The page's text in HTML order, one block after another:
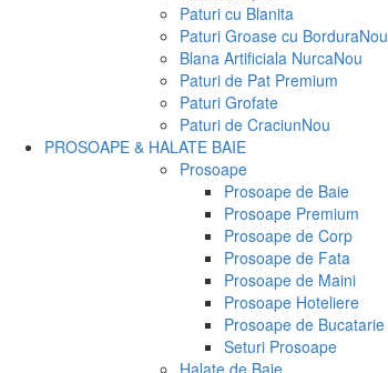
Paturi cu Blanita
Paturi Groase cu BorduraNou
Blana Artificiala NurcaNou
Paturi de Pat Premium
Paturi Grofate
Paturi de CraciunNou
PROSOAPE & HALATE BAIE
Prosoape
Prosoape de Baie
Prosoape Premium
Prosoape de Corp
Prosoape de Fata
Prosoape de Maini
Prosoape Hoteliere
Prosoape de Bucatarie
Seturi Prosoape
Halate de Baie